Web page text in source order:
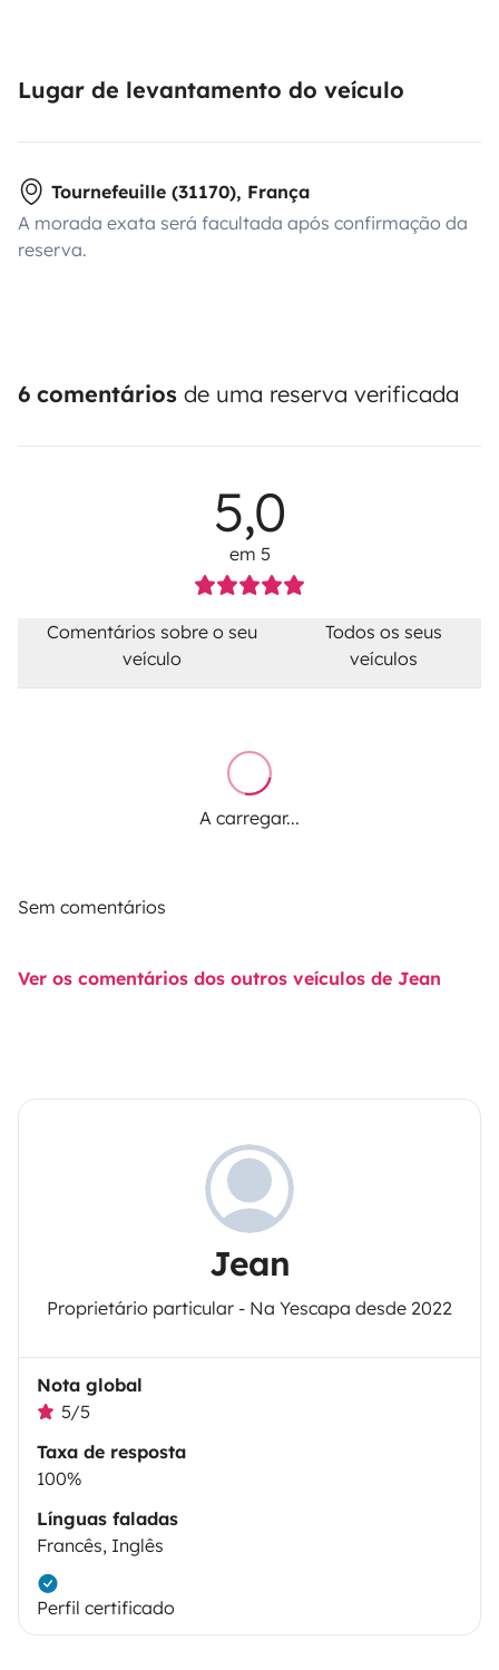
Lugar de levantamento do veículo
Tournefeuille (31170), França
A morada exata será facultada após confirmação da
reserva.
6 comentários de uma reserva verificada
5,0
em 5
Comentários sobre o seu
veículo
Todos os seus
veículos
A carregar...
Sem comentários
Ver os comentários dos outros veículos de Jean
Jean
Proprietário particular - Na Yescapa desde 2022
Nota global
5/5
Taxa de resposta
100%
Línguas faladas
Francês, Inglês
Perfil certificado